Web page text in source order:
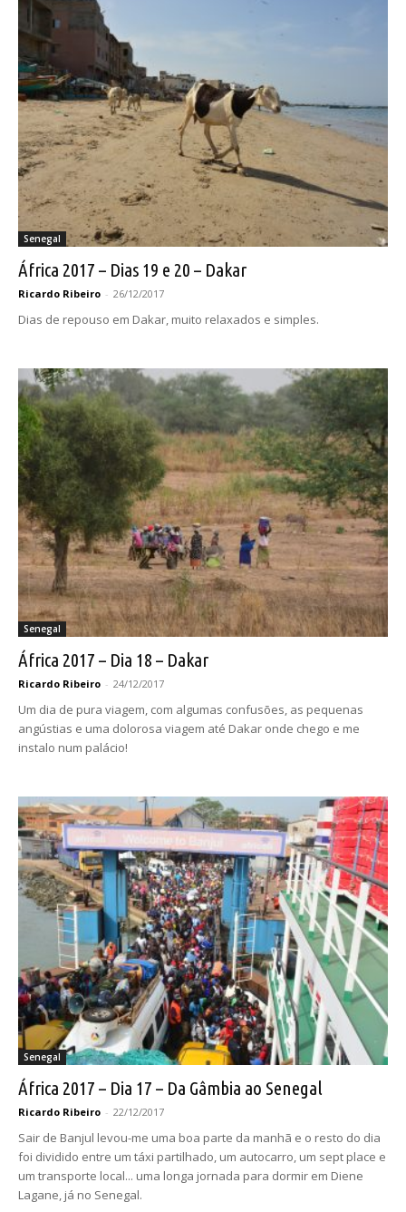
Senegal
África 2017 – Dias 19 e 20 – Dakar
Ricardo Ribeiro - 26/12/2017
Dias de repouso em Dakar, muito relaxados e simples.
Senegal
África 2017 – Dia 18 – Dakar
Ricardo Ribeiro - 24/12/2017
Um dia de pura viagem, com algumas confusões, as pequenas
angústias e uma dolorosa viagem até Dakar onde chego e me
instalo num palácio!
Senegal
África 2017 – Dia 17 – Da Gâmbia ao Senegal
Ricardo Ribeiro - 22/12/2017
Sair de Banjul levou-me uma boa parte da manhã e o resto do dia
foi dividido entre um táxi partilhado, um autocarro, um sept place e
um transporte local... uma longa jornada para dormir em Diene
Lagane, já no Senegal.